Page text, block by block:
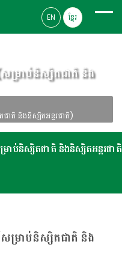
EN ខ្មែរ
(សម្រាប់និស្សិតជាតិ និង
ជាតិ និងនិស្សិតអន្តរជាតិ)
ម្រាប់និស្សិតជាតិ និងនិស្សិតអន្តរជា
(សម្រាប់និស្សិតជាតិ និង